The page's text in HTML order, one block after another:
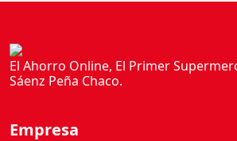
El Ahorro Online, El Primer
Sáenz Peña Chaco.
Empresa